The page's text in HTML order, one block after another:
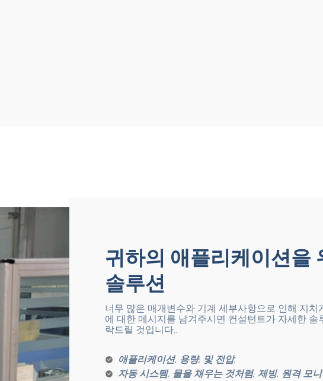
귀하의 애플리케이션을
솔루션
너무 많은 매개변수와 기계 세부사항으로 인해 지치
에 대한 메시지를 남겨주시면 컨설턴트가 자세한 솔
락드릴 것입니다..
애플리케이션, 용량, 및 전압.
자동 시스템, 물을 채우는 것처럼, 제빙, 원격 모니